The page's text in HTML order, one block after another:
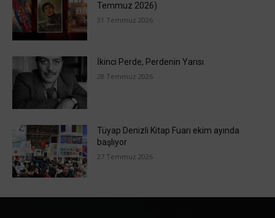
Temmuz 2026)
31 Temmuz 2026
İkinci Perde, Perdenin Yarısı
28 Temmuz 2026
Tüyap Denizli Kitap Fuarı ekim ayında
başlıyor
27 Temmuz 2026